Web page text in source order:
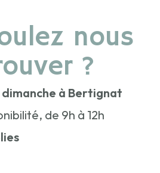
nous
?
dimanche à Bertignat
de 9h à 12h